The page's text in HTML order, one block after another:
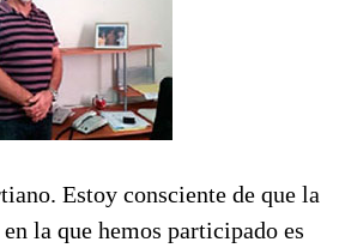
Estoy consciente de que la
la que hemos participado es